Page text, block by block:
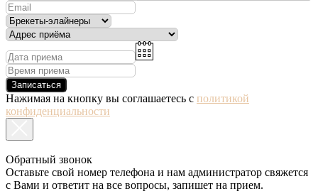
Записаться
Нажимая на кнопку вы соглашаетесь с политикой
конфиденциальности
Обратный звонок
Оставьте свой номер телефона и нам администратор свяжется
с Вами и ответит на все вопросы, запишет на прием.